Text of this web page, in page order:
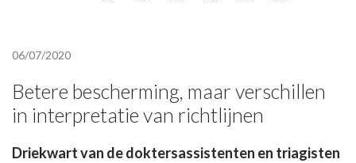
06/07/2020
Betere bescherming, maar verschillen
in interpretatie van richtlijnen
Driekwart van de doktersassistenten en triagisten